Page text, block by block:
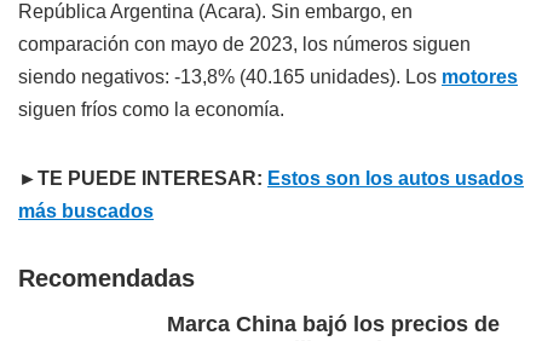
República Argentina (Acara). Sin embargo, en
comparación con mayo de 2023, los números siguen
siendo negativos: -13,8% (40.165 unidades). Los motores
siguen fríos como la economía.
►TE PUEDE INTERESAR: Estos son los autos usados
más buscados
Recomendadas
Marca China bajó los precios de